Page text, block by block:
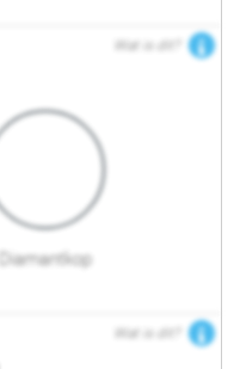
Wat is dit?
Diamantkop
Wat is dit?